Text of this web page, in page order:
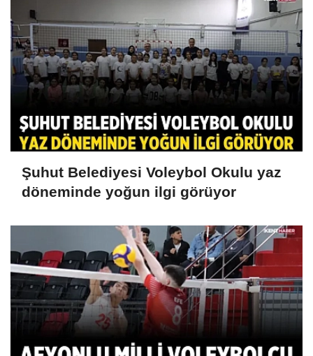
Şuhut Belediyesi Voleybol Okulu yaz
döneminde yoğun ilgi görüyor